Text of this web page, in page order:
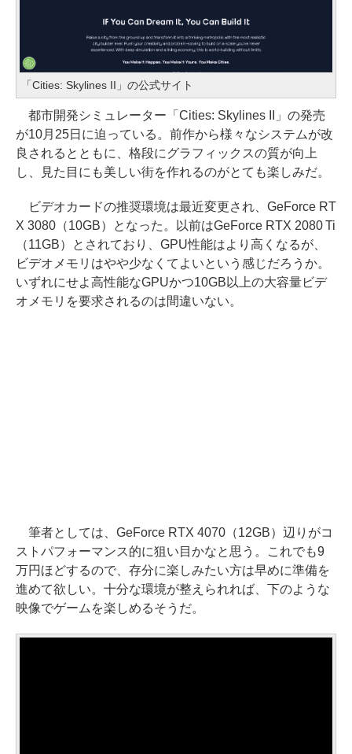
「Cities: Skylines II」の公式サイト
都市開発シミュレーター「Cities: Skylines II」の発売
が10月25日に迫っている。前作から様々なシステムが改
良されるとともに、格段にグラフィックスの質が向上
し、見た目にも美しい街を作れるのがとても楽しみだ。
ビデオカードの推奨環境は最近変更され、GeForce RT
X 3080（10GB）となった。以前はGeForce RTX 2080 Ti
（11GB）とされており、GPU性能はより高くなるが、
ビデオメモリはやや少なくてよいという感じだろうか。
いずれにせよ高性能なGPUかつ10GB以上の大容量ビデ
オメモリを要求されるのは間違いない。
筆者としては、GeForce RTX 4070（12GB）辺りがコ
ストパフォーマンス的に狙い目かなと思う。これでも9
万円ほどするので、存分に楽しみたい方は早めに準備を
進めて欲しい。十分な環境が整えられれば、下のような
映像でゲームを楽しめるそうだ。